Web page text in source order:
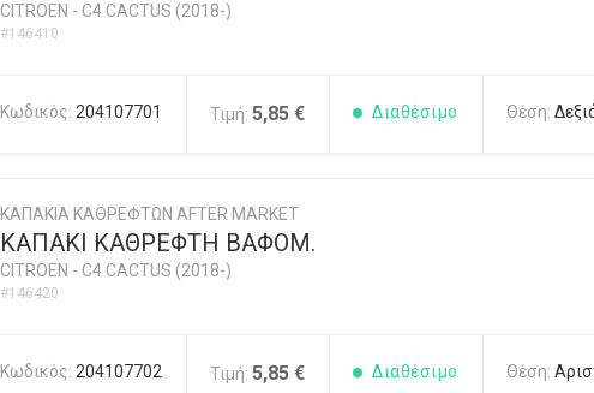
CITROEN - C4 CACTUS (2018-)
#146410
Κωδικός: 204107701 Τιμή: 5,85 € Διαθέσιμο Θέση:
ΚΑΠΑΚΙΑ ΚΑΘΡΕΦΤΩΝ AFTER MARKET
ΚΑΠΑΚΙ ΚΑΘΡΕΦΤΗ ΒΑΦΟΜ.
CITROEN - C4 CACTUS (2018-)
#146420
Κωδικός: 204107702 Τιμή: 5,85 € Διαθέσιμο Θέση: